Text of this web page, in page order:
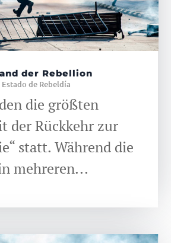
der Rebellion
Estado de Rebeldía
die größten
der Rückkehr zur
statt. Während die
mehreren...